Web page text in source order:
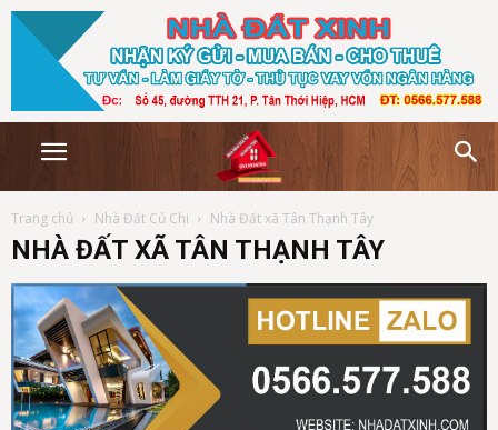
Trang chủ Nhà Đất Củ Chi Nhà Đất xã Tân Thạnh Tây
NHÀ ĐẤT XÃ TÂN THẠNH TÂY